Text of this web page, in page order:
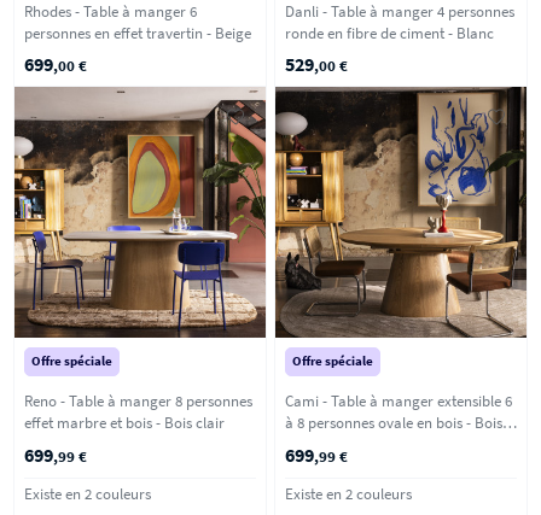
Rhodes - Table à manger 6
personnes en effet travertin - Beige
699,00 €
Danli - Table à manger 4 personnes
ronde en fibre de ciment - Blanc
529,00 €
Offre spéciale
Reno - Table à manger 8 personnes
effet marbre et bois - Bois clair
699,99 €
Existe en 2 couleurs
Offre spéciale
Cami - Table à manger extensible 6
à 8 personnes ovale en bois - Bois
699,99 €
Existe en 2 couleurs